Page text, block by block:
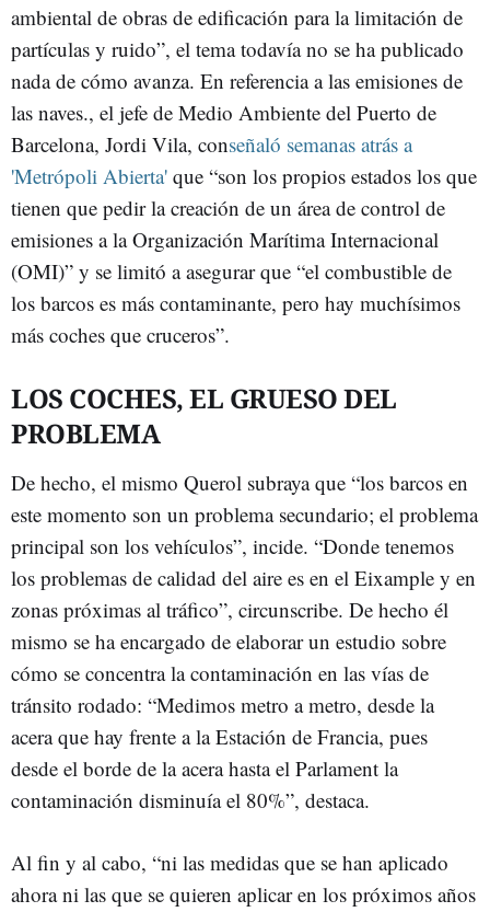
ambiental de obras de edificación para la limitación de
partículas y ruido”, el tema todavía no se ha publicado
nada de cómo avanza. En referencia a las emisiones de
las naves., el jefe de Medio Ambiente del Puerto de
Barcelona, Jordi Vila, conseñaló semanas atrás a
'Metrópoli Abierta' que “son los propios estados los que
tienen que pedir la creación de un área de control de
emisiones a la Organización Marítima Internacional
(OMI)” y se limitó a asegurar que “el combustible de
los barcos es más contaminante, pero hay muchísimos
más coches que cruceros”.
LOS COCHES, EL GRUESO DEL
PROBLEMA
De hecho, el mismo Querol subraya que “los barcos en
este momento son un problema secundario; el problema
principal son los vehículos”, incide. “Donde tenemos
los problemas de calidad del aire es en el Eixample y en
zonas próximas al tráfico”, circunscribe. De hecho él
mismo se ha encargado de elaborar un estudio sobre
cómo se concentra la contaminación en las vías de
tránsito rodado: “Medimos metro a metro, desde la
acera que hay frente a la Estación de Francia, pues
desde el borde de la acera hasta el Parlament la
contaminación disminuía el 80%”, destaca.
Al fin y al cabo, “ni las medidas que se han aplicado
ahora ni las que se quieren aplicar en los próximos años